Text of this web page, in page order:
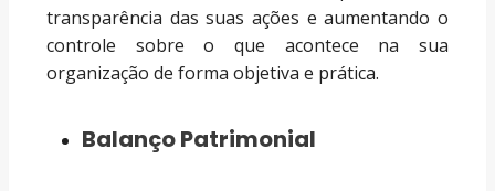
transparência das suas ações e aumentando o
controle sobre o que acontece na sua
organização de forma objetiva e prática.
Balanço Patrimonial